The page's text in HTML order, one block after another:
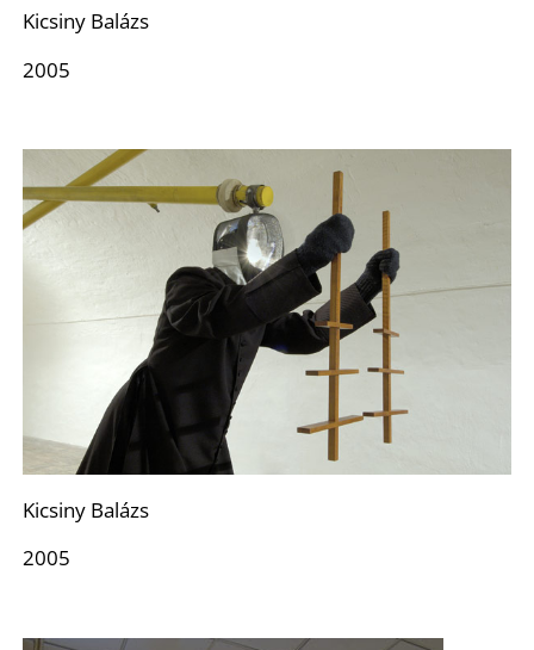
Kicsiny Balázs
2005
Kicsiny Balázs
2005